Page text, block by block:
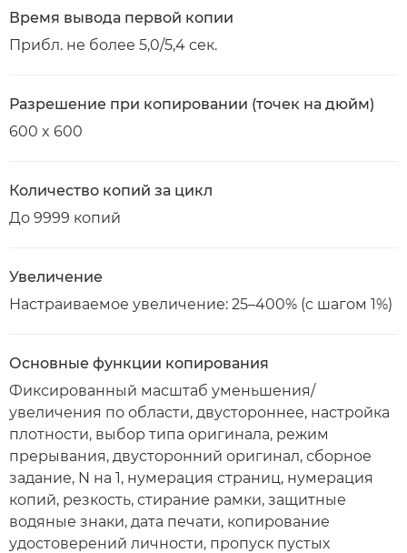
Время вывода первой копии
Прибл. не более 5,0/5,4 сек.
Разрешение при копировании (точек на дюйм)
600 x 600
Количество копий за цикл
До 9999 копий
Увеличение
Настраиваемое увеличение: 25–400% (с шагом 1%)
Основные функции копирования
Фиксированный масштаб уменьшения/
увеличения по области, двустороннее, настройка
плотности, выбор типа оригинала, режим
прерывания, двусторонний оригинал, сборное
задание, N на 1, нумерация страниц, нумерация
копий, резкость, стирание рамки, защитные
водяные знаки, дата печати, копирование
удостоверений личности, пропуск пустых